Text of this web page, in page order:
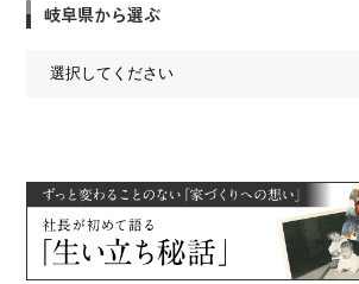
岐阜県から選ぶ